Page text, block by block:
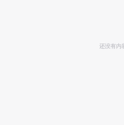
还没有内